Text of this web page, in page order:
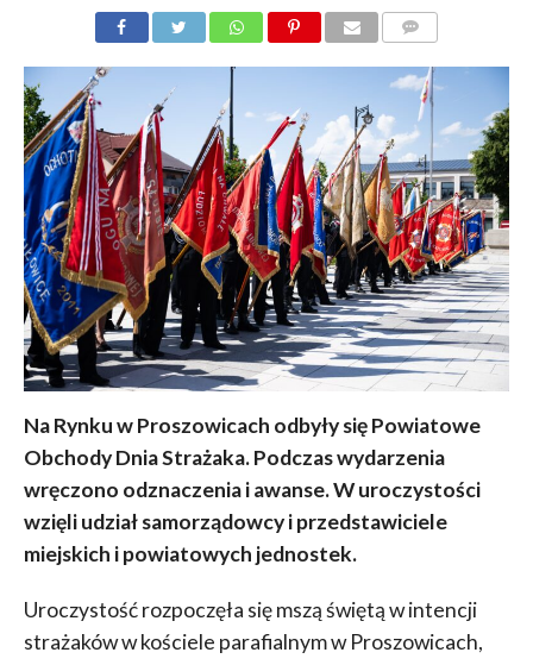
Na Rynku w Proszowicach odbyły się Powiatowe
Obchody Dnia Strażaka. Podczas wydarzenia
wręczono odznaczenia i awanse. W uroczystości
wzięli udział samorządowcy i przedstawiciele
miejskich i powiatowych jednostek.
Uroczystość rozpoczęła się mszą świętą w intencji
strażaków w kościele parafialnym w Proszowicach,